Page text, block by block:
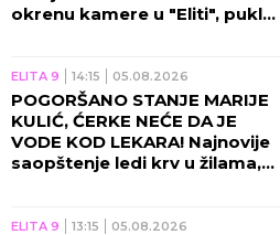
okrenu kamere u "Eliti", pukla
ELITA 9 14:15 05.08.2026
POGORŠANO STANJE MARIJE
KULIĆ, ĆERKE NEĆE DA JE
VODE KOD LEKARA! Najnovije
saopštenje ledi krv u žilama,
ELITA 9 13:15 05.08.2026